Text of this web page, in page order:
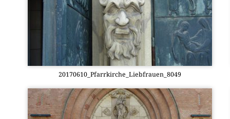
20170610_Pfarrkirche_Liebfrauen_8049